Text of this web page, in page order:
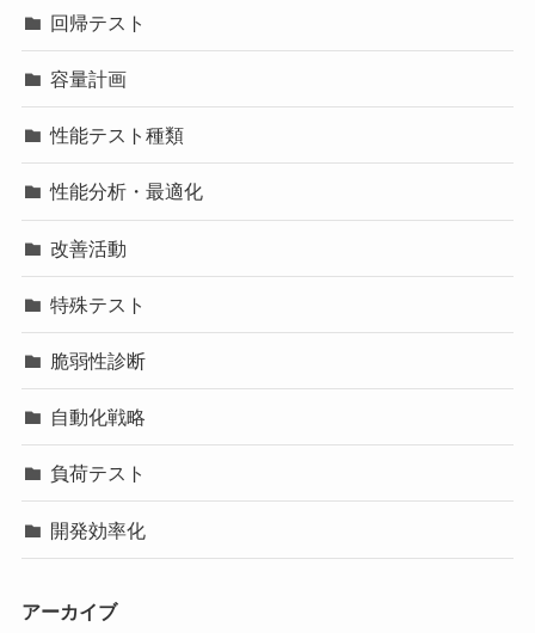
回帰テスト
容量計画
性能テスト種類
性能分析・最適化
改善活動
特殊テスト
脆弱性診断
自動化戦略
負荷テスト
開発効率化
アーカイブ